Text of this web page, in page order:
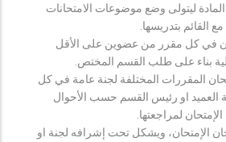
ليتولى وضع موضوعات الامتحانات
القائم بتدريسها.
في كل مقرر من عضوين على الأقل
بناء على طلب القسم المختص.
المقررات المختلفة لجنة عامة في كل
العميد او رئيس القسم حسب الأحوال
لمراجعتها.
الإمتحان، ويشكل تحت إشرافه لجنة او